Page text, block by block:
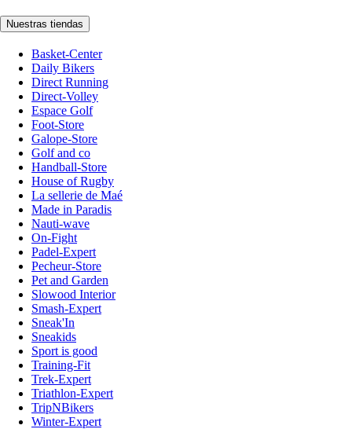
Nuestras tiendas
Basket-Center
Daily Bikers
Direct Running
Direct-Volley
Espace Golf
Foot-Store
Galope-Store
Golf and co
Handball-Store
House of Rugby
La sellerie de Maé
Made in Paradis
Nauti-wave
On-Fight
Padel-Expert
Pecheur-Store
Pet and Garden
Slowood Interior
Smash-Expert
Sneak'In
Sneakids
Sport is good
Training-Fit
Trek-Expert
Triathlon-Expert
TripNBikers
Winter-Expert